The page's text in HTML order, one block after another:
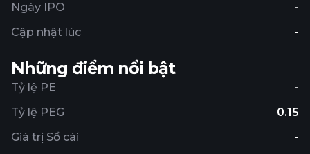
Ngày IPO
-
Cập nhật lúc
-
Những điểm nổi bật
Tỷ lệ PE
-
Tỷ lệ PEG
0.15
Giá trị Sổ cái
-